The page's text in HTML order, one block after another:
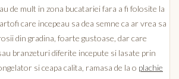
de mult in zona bucatariei fara a fi folosite la
care incepeau sa dea semne ca ar vrea sa
din gradina, foarte gustoase, dar care
branzeturi diferite incepute si lasate prin
si ceapa calita, ramasa de la o plachie